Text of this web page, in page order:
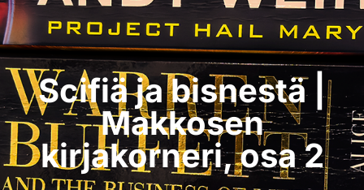
Scifiä ja bisnestä |
Makkosen
kirjakorneri, osa 2